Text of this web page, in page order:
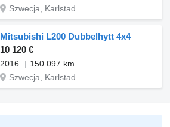
Szwecja, Karlstad
Mitsubishi L200 Dubbelhytt 4x4
10 120 €
2016
150 097 km
Szwecja, Karlstad